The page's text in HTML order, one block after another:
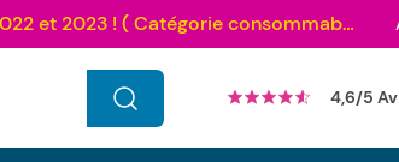
Au palmarès des meilleurs sites en 2024 et sacré n°1 en 2022 et 2023 ! ( Catégorie consommables)
4,6/5